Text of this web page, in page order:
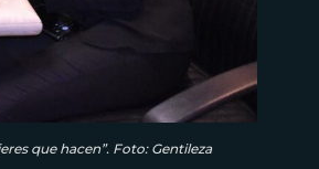
que hacen”. Foto: Gentileza